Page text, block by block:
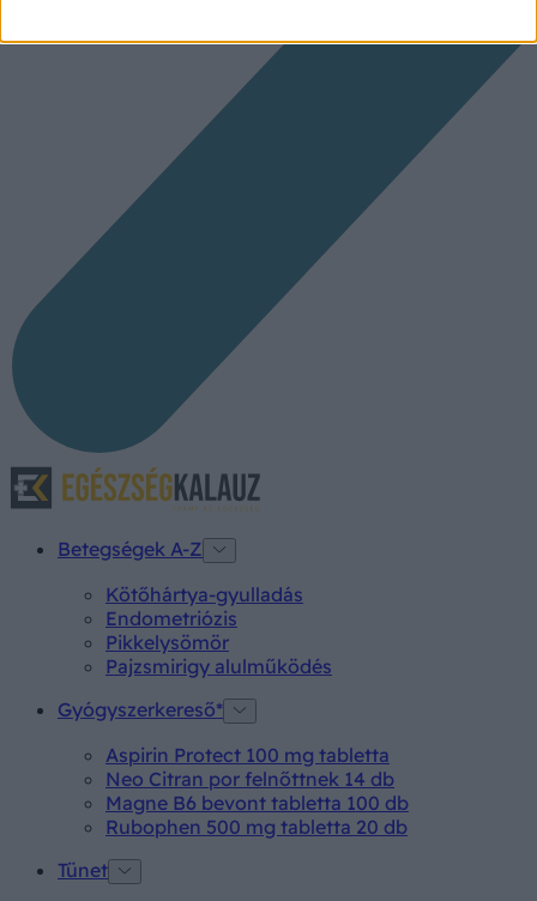
Betegségek A-Z
Kötőhártya-gyulladás
Endometriózis
Pikkelysömör
Pajzsmirigy alulműködés
Gyógyszerkereső*
Aspirin Protect 100 mg tabletta
Neo Citran por felnőttnek 14 db
Magne B6 bevont tabletta 100 db
Rubophen 500 mg tabletta 20 db
Tünet